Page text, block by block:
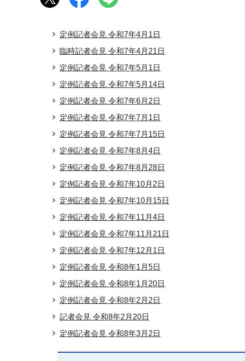
定例記者会見 令和7年4月1日
臨時記者会見 令和7年4月21日
定例記者会見 令和7年5月1日
定例記者会見 令和7年5月14日
定例記者会見 令和7年6月2日
定例記者会見 令和7年7月1日
定例記者会見 令和7年7月15日
定例記者会見 令和7年8月4日
定例記者会見 令和7年8月28日
定例記者会見 令和7年10月2日
定例記者会見 令和7年10月15日
定例記者会見 令和7年11月4日
定例記者会見 令和7年11月21日
定例記者会見 令和7年12月1日
定例記者会見 令和8年1月5日
定例記者会見 令和8年1月20日
定例記者会見 令和8年2月2日
記者会見 令和8年2月20日
定例記者会見 令和8年3月2日